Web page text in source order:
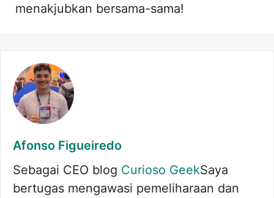
menakjubkan bersama-sama!
Afonso Figueiredo
Sebagai CEO blog Curioso GeekSaya
bertugas mengawasi pemeliharaan dan